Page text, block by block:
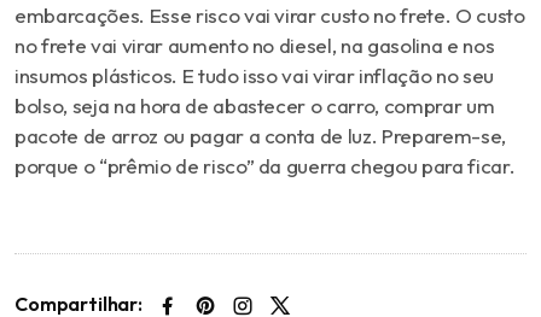
embarcações. Esse risco vai virar custo no frete. O custo
no frete vai virar aumento no diesel, na gasolina e nos
insumos plásticos. E tudo isso vai virar inflação no seu
bolso, seja na hora de abastecer o carro, comprar um
pacote de arroz ou pagar a conta de luz. Preparem-se,
porque o “prêmio de risco” da guerra chegou para ficar.
Compartilhar: